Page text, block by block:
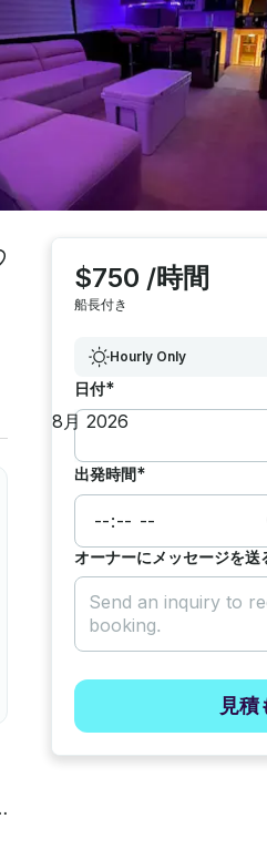
$750 /時間
船長付き
Hourly Only
日付*
出発時間*
オーナーにメッセージを送
見積